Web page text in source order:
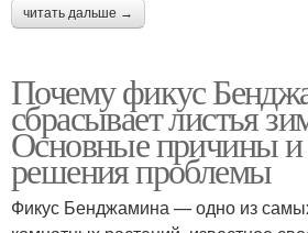
читать дальше →
Почему фикус
сбрасывает листья
Основные причины
решения проблемы
Фикус Бенджамина — одно из